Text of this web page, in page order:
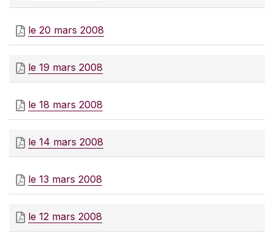
le 20 mars 2008
le 19 mars 2008
le 18 mars 2008
le 14 mars 2008
le 13 mars 2008
le 12 mars 2008